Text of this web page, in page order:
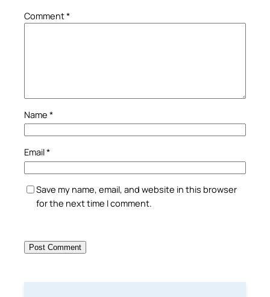
Comment*
Name *
Email*
Save my name, email, and website in this browser
for the next time I comment.